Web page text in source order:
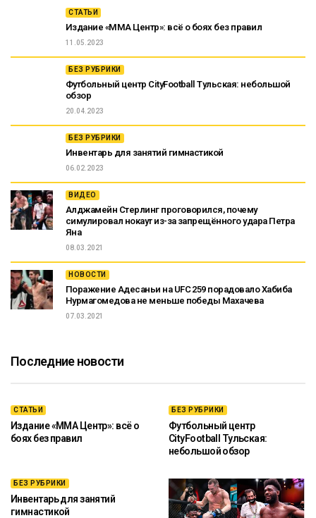
СТАТЬИ
Издание «ММА Центр»: всё о боях без правил
11.05.2023
БЕЗ РУБРИКИ
Футбольный центр CityFootball Тульская: небольшой
обзор
20.04.2023
БЕЗ РУБРИКИ
Инвентарь для занятий гимнастикой
06.02.2023
ВИДЕО
Алджамейн Стерлинг проговорился, почему
симулировал нокаут из-за запрещённого удара Петра
Яна
08.03.2021
НОВОСТИ
Поражение Адесаньи на UFC 259 порадовало Хабиба
Нурмагомедова не меньше победы Махачева
07.03.2021
Последние новости
СТАТЬИ
Издание «ММА Центр»: всё о
боях без правил
БЕЗ РУБРИКИ
Футбольный центр
CityFootball Тульская:
небольшой обзор
БЕЗ РУБРИКИ
Инвентарь для занятий
гимнастикой